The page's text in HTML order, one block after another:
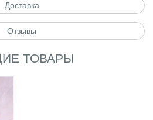
Доставка
Отзывы
ТОВАРЫ